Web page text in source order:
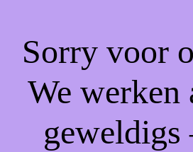
Sorry voor
We werken
geweldigs